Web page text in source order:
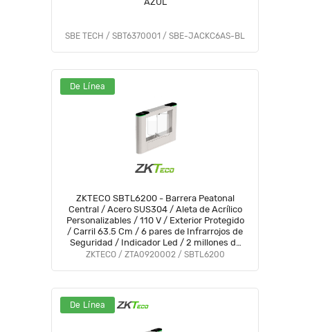
SBE TECH / SBT6370001 / SBE-JACKC6AS-BL
De Línea
ZKTECO SBTL6200 - Barrera Peatonal
Central / Acero SUS304 / Aleta de Acrílico
Personalizables / 110 V / Exterior Protegido
/ Carril 63.5 Cm / 6 pares de Infrarrojos de
Seguridad / Indicador Led / 2 millones de
Ciclos / No cuenta con Lectores y Panel
ZKTECO / ZTA0920002 / SBTL6200
De Línea